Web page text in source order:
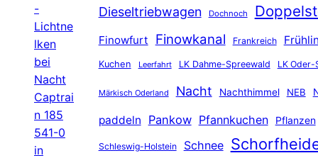
-
Lichtne
lken
bei
Nacht
Captrai
n 185
541-0
in
Dieseltriebwagen Dochnoch
Finowfurt Finowkanal Frankreich
Kuchen Leerfahrt LK Dahme-Spreewald LK Oder-
Märkisch Oderland Nacht Nachthimmel NEB
paddeln Pankow Pfannkuchen Pflanzen
Schleswig-Holstein Schnee